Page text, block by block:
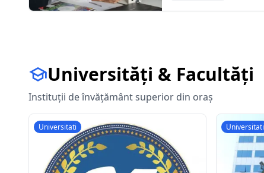
Universități & Facultăți
Instituții de învățământ superior din oraș
Universitati Universitati